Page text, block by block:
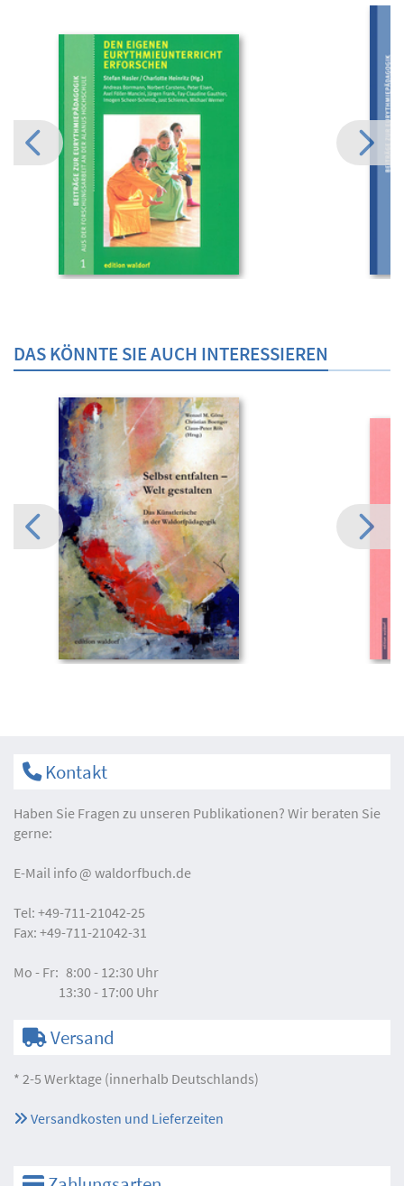
DAS KÖNNTE SIE AUCH INTERESSIEREN
Kontakt
Haben Sie Fragen zu unseren Publikationen? Wir beraten Sie
gerne:
E-Mail info waldorfbuch.de
Tel: +49-711-21042-25
Fax: +49-711-21042-31
Mo - Fr: 8:00 - 12:30 Uhr
13:30 - 17:00 Uhr
Versand
* 2-5 Werktage (innerhalb Deutschlands)
Versandkosten und Lieferzeiten